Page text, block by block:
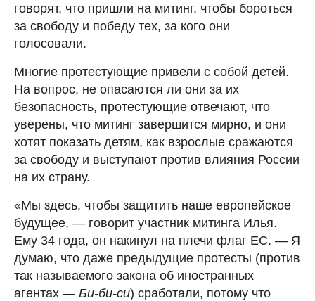
говорят, что пришли на митинг, чтобы бороться
за свободу и победу тех, за кого они
голосовали.
Многие протестующие привели с собой детей.
На вопрос, не опасаются ли они за их
безопасность, протестующие отвечают, что
уверены, что митинг завершится мирно, и они
хотят показать детям, как взрослые сражаются
за свободу и выступают против влияния России
на их страну.
«Мы здесь, чтобы защитить наше европейское
будущее, — говорит участник митинга Илья.
Ему 34 года, он накинул на плечи флаг ЕС. — Я
думаю, что даже предыдущие протесты (против
так называемого закона об иностранных
агентах — Би-би-си) сработали, потому что